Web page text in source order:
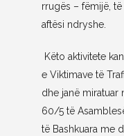
rrugës – fëmijë,
aftësi ndryshe.
Këto aktivitete
e Viktimave të
dhe janë miratuar
60/5 të
të Bashkuara me